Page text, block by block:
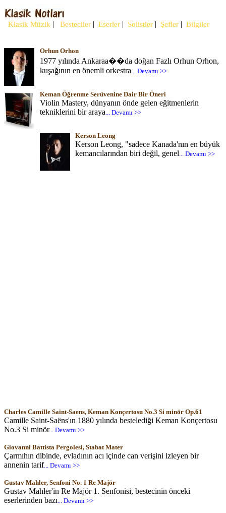
Klasik Müzik | Besteciler | Eserler | Solistler | Şefler | Bilgiler
Orhun Orhon
1977 yılında Ankaraa��da doğan Fazlı Orhun Orhon,
kuşağının en önemli orkestra... Devamı >>
Keman Öğrenme Serüvenine Dair Bir Öneri
Violin Mastery, dünyanın önde gelen eğitmenlerin
tekniklerini bir araya... Devamı >>
Kerson Leong
Kerson Leong, "sadece Kanada'nın en büyük
kemancılarından biri değil, genel... Devamı >>
Charles Camille Saint-Saens, Keman Konçertosu No.3 Si minör Op.61
Camille Saint-Saëns'ın 1880 yılında bestelediği Keman Konçertosu
No.3 Si minör... Devamı >>
Giovanni Battista Pergolesi, Stabat Mater
Çarmıhın dibinde, evladının acı içinde can verişini izleyen bir
annenin tarif... Devamı >>
Gustav Mahler, Senfoni No. 1 Re Majör
Gustav Mahler'in Re Majör 1. Senfonisi, bestecinin önceki
eserlerinden bazı... Devamı >>